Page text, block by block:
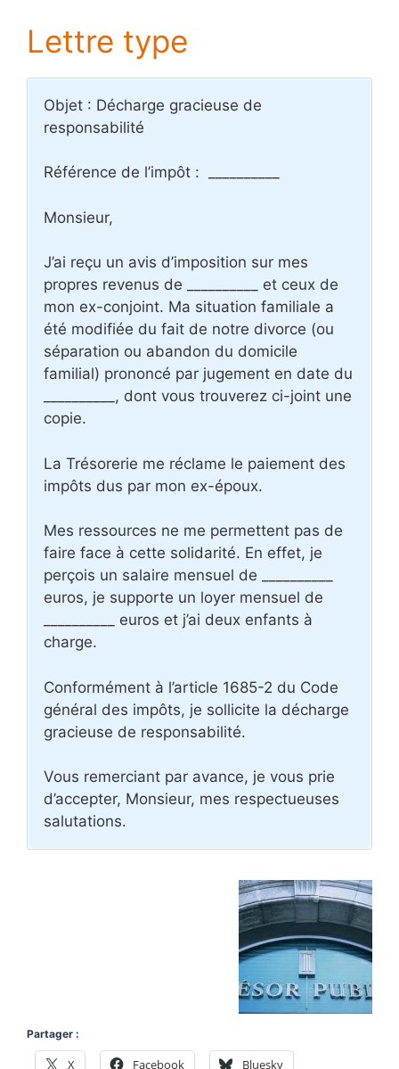
Lettre type
Objet : Décharge gracieuse de
responsabilité
Référence de l’impôt : __________
Monsieur,
J’ai reçu un avis d’imposition sur mes
propres revenus de __________ et ceux de
mon ex-conjoint. Ma situation familiale a
été modifiée du fait de notre divorce (ou
séparation ou abandon du domicile
familial) prononcé par jugement en date du
__________, dont vous trouverez ci-joint une
copie.
La Trésorerie me réclame le paiement des
impôts dus par mon ex-époux.
Mes ressources ne me permettent pas de
faire face à cette solidarité. En effet, je
perçois un salaire mensuel de __________
euros, je supporte un loyer mensuel de
__________ euros et j’ai deux enfants à
charge.
Conformément à l’article 1685-2 du Code
général des impôts, je sollicite la décharge
gracieuse de responsabilité.
Vous remerciant par avance, je vous prie
d’accepter, Monsieur, mes respectueuses
salutations.
Partager :
X Facebook Bluesky